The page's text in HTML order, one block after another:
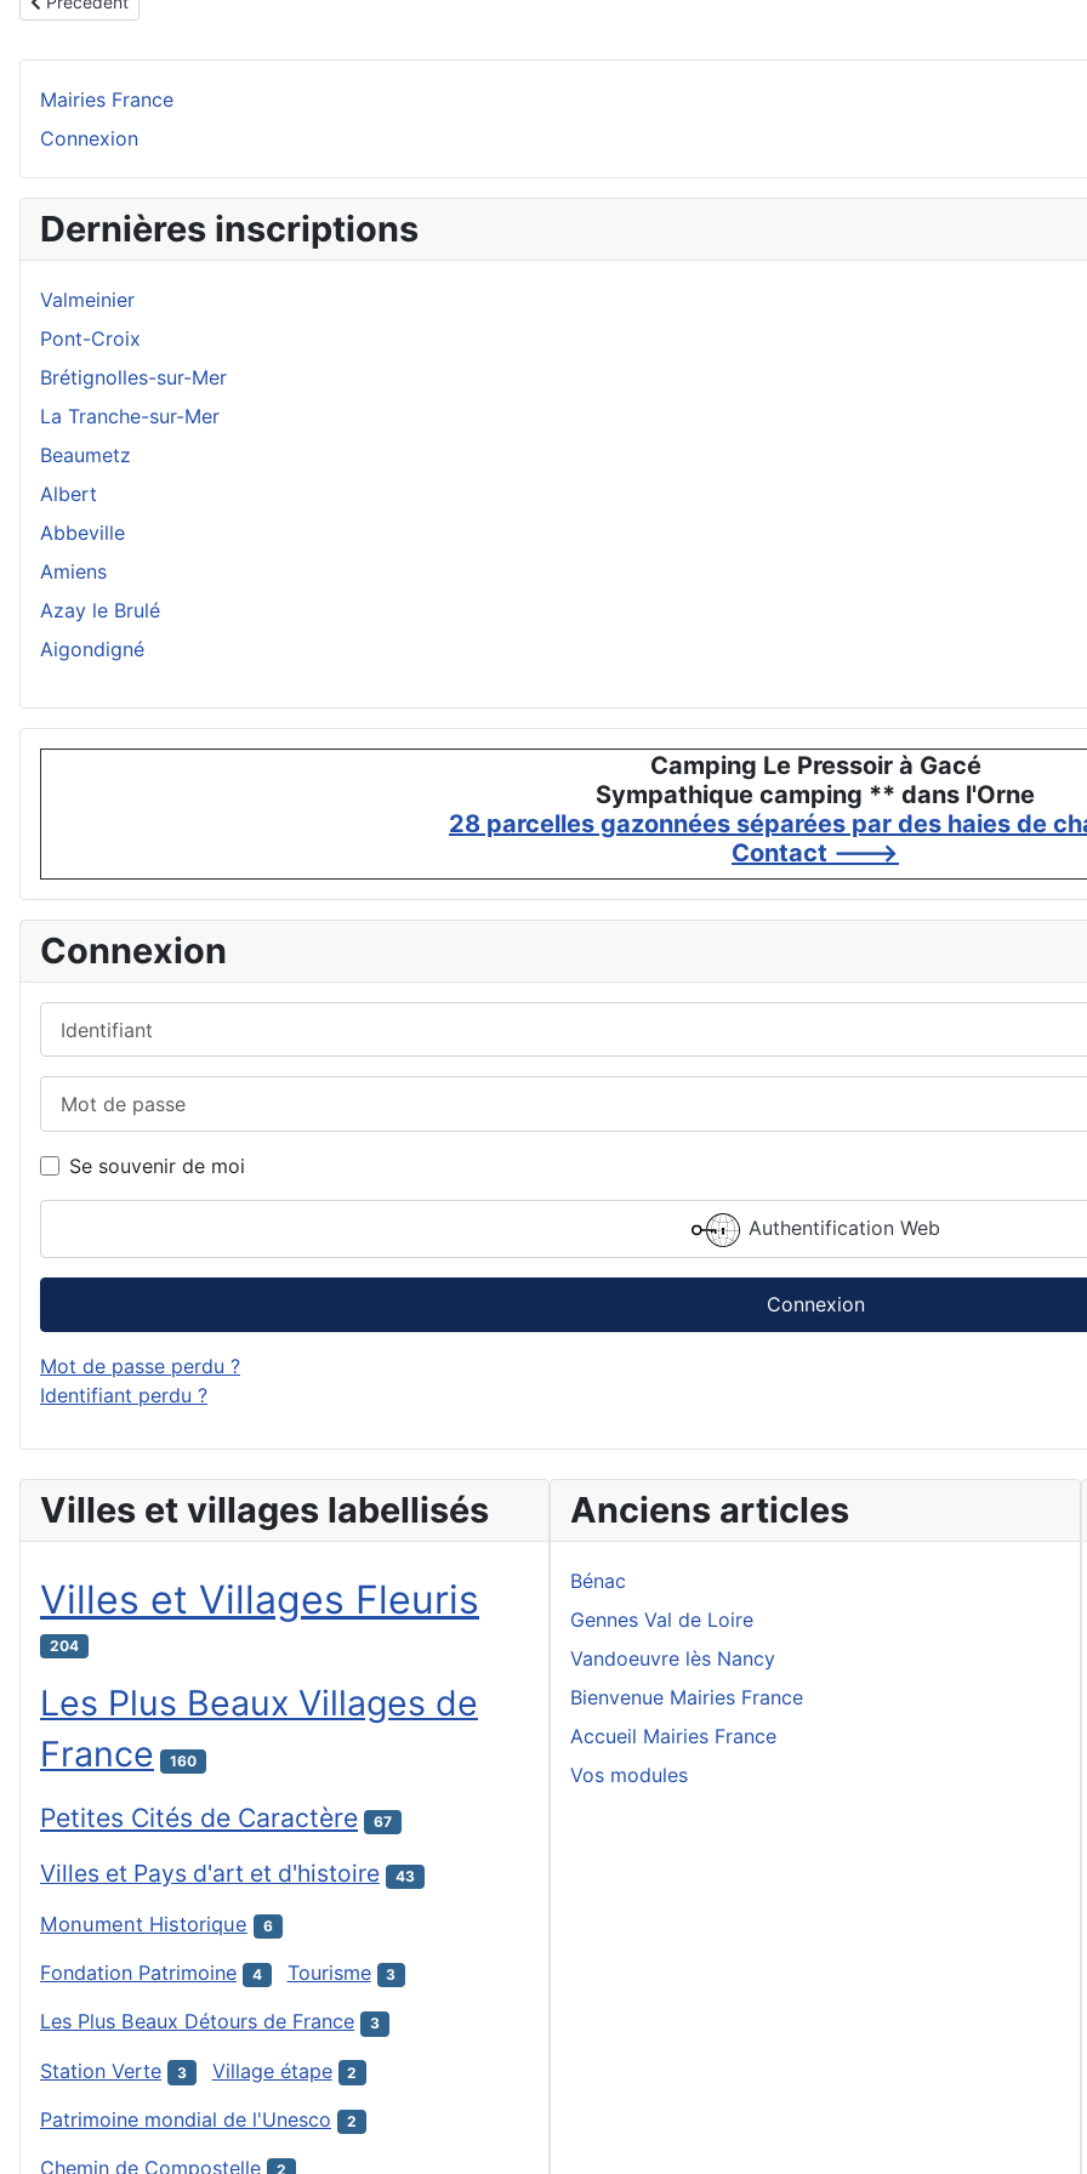
Mairies France
Connexion
Dernières inscriptions
Valmeinier
Pont-Croix
Brétignolles-sur-Mer
La Tranche-sur-Mer
Beaumetz
Albert
Abbeville
Amiens
Azay le Brulé
Aigondigné
Camping Le Pressoir à Gacé
Sympathique camping ** dans l'Orne
28 parcelles gazonnées séparées par des haies de
Contact --->
Connexion
Se souvenir de moi
Authentification Web
Connexion
Mot de passe perdu ?
Identifiant perdu ?
Villes et villages labellisés
Villes et Villages Fleuris
204
Les Plus Beaux Villages de
France
160
Petites Cités de Caractère 67
Villes et Pays d'art et d'histoire 43
Monument Historique 6
Fondation Patrimoine 4 Tourisme 3
Les Plus Beaux Détours de France 3
Station Verte 3 Village étape 2
Patrimoine mondial de l'Unesco 2
Chemin de Compostelle 2
Anciens articles
Bénac
Gennes Val de Loire
Vandoeuvre lès Nancy
Bienvenue Mairies France
Accueil Mairies France
Vos modules